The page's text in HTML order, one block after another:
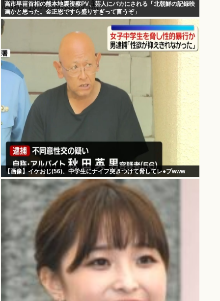
高市早苗首相の熊本地震視察PV、芸人にバカにされる「北朝鮮の記録映
画かと思った。金正恩ですら盛りすぎって言うぞ」
【画像】イケおじ(56)、中学生にナイフ突きつけて脅してレ●プwww